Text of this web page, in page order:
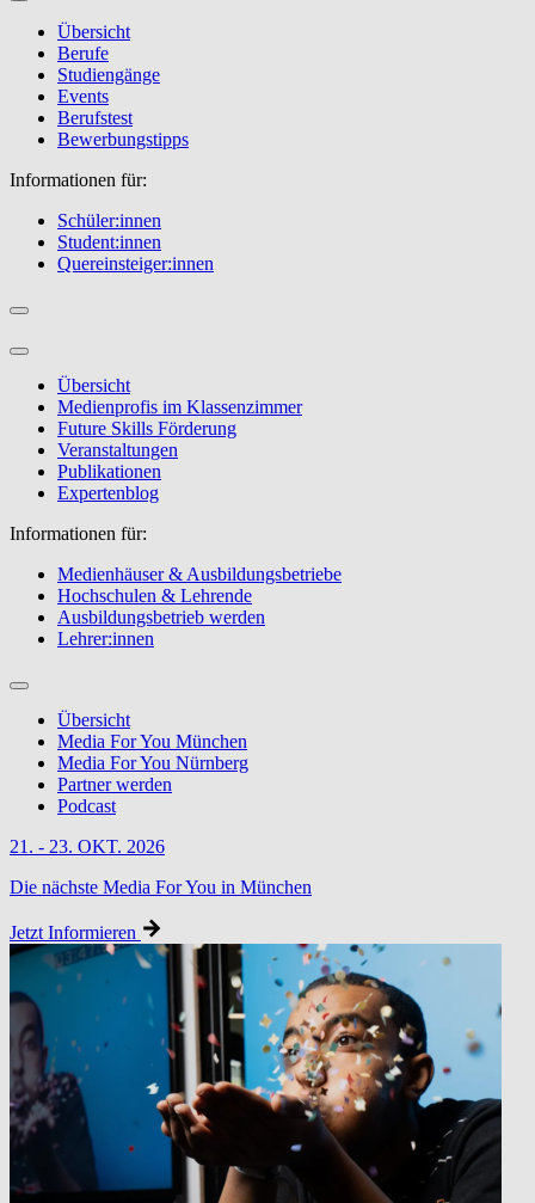
Übersicht
Berufe
Studiengänge
Events
Berufstest
Bewerbungstipps
Informationen für:
Schüler:innen
Student:innen
Quereinsteiger:innen
Übersicht
Medienprofis im Klassenzimmer
Future Skills Förderung
Veranstaltungen
Publikationen
Expertenblog
Informationen für:
Medienhäuser & Ausbildungsbetriebe
Hochschulen & Lehrende
Ausbildungsbetrieb werden
Lehrer:innen
Übersicht
Media For You München
Media For You Nürnberg
Partner werden
Podcast
21. - 23. OKT. 2026
Die nächste Media For You in München
Jetzt Informieren